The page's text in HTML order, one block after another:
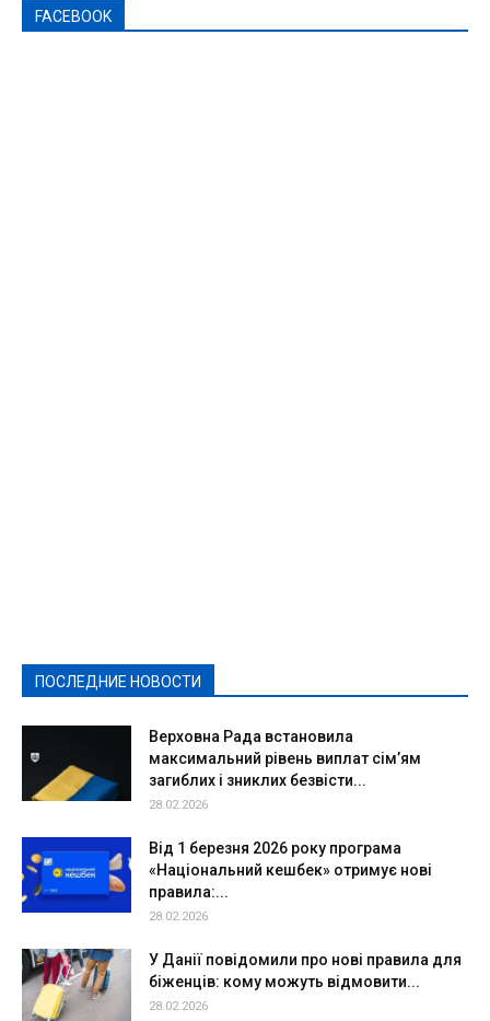
FACEBOOK
ПОСЛЕДНИЕ НОВОСТИ
Верховна Рада встановила
максимальний рівень виплат сім’ям
загиблих і зниклих безвісти...
28.02.2026
Від 1 березня 2026 року програма
«Національний кешбек» отримує нові
правила:...
28.02.2026
У Данії повідомили про нові правила для
біженців: кому можуть відмовити...
28.02.2026